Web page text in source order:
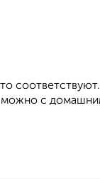
можно с